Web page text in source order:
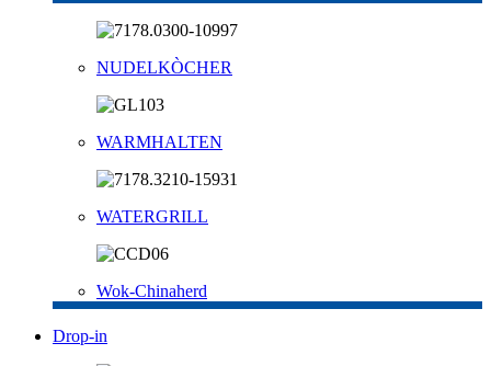
NUDELKÒCHER
WARMHALTEN
WATERGRILL
Wok-Chinaherd
Drop-in